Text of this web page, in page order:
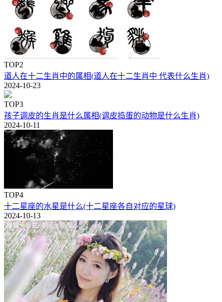
TOP2
道人在十二生肖中的属相(道人在十二生肖中 代表什么生肖)
2024-10-23
TOP3
孩子调皮的生肖是什么属相(调皮捣蛋的动物是什么生肖)
2024-10-11
TOP4
十二星座的水星是什么(十二星座各自对应的星球)
2024-10-13